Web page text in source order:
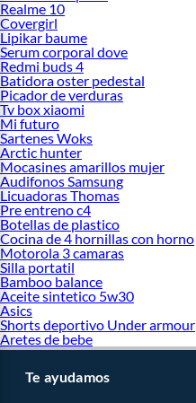
Realme 10
Covergirl
Lipikar baume
Serum corporal dove
Redmi buds 4
Batidora oster pedestal
Picador de verduras
Tv box xiaomi
Mi futuro
Sartenes Woks
Arctic hunter
Mocasines amarillos mujer
Audifonos Samsung
Licuadoras Thomas
Pre entreno c4
Botellas de plastico
Cocina de 4 hornillas con horno
Motorola 3 camaras
Silla portatil
Bamboo balance
Aceite sintetico 5w30
Asics
Shorts deportivo Under armour
Aretes de bebe
Te ayudamos